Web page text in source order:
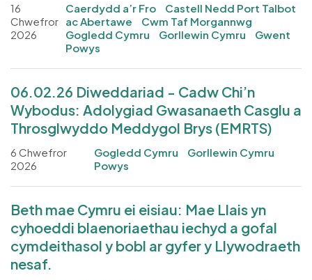
16
Chwefror
2026
Caerdydd a’r Fro
Castell Nedd Port Talbot
ac Abertawe
Cwm Taf Morgannwg
Gogledd Cymru
Gorllewin Cymru
Gwent
Powys
06.02.26 Diweddariad - Cadw Chi’n
Wybodus: Adolygiad Gwasanaeth Casglu a
Throsglwyddo Meddygol Brys (EMRTS)
6 Chwefror
2026
Gogledd Cymru
Gorllewin Cymru
Powys
Beth mae Cymru ei eisiau: Mae Llais yn
cyhoeddi blaenoriaethau iechyd a gofal
cymdeithasol y bobl ar gyfer y Llywodraeth
nesaf.